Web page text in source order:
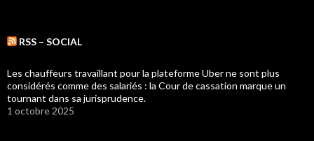
RSS – SOCIAL
Les chauffeurs travaillant pour la plateforme Uber ne sont plus
considérés comme des salariés : la Cour de cassation marque un
tournant dans sa jurisprudence.
1 octobre 2025